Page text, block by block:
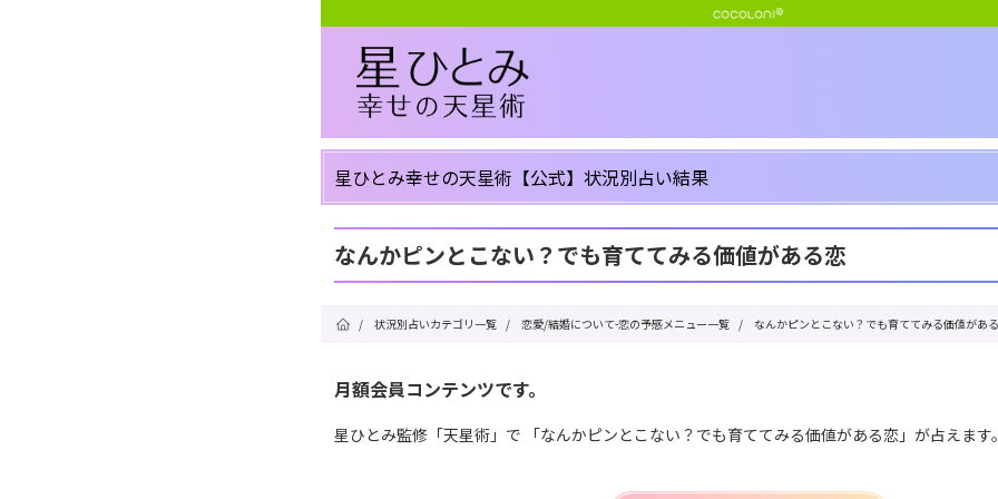
星ひとみ幸せの天星術【公式】状況別占い結果
なんかピンとこない？でも育ててみる価値がある恋
/ 状況別占いカテゴリ一覧 / 恋愛/結婚について-恋の予感メニュー一覧 / なんかピンとこない？でも育ててみる価値があ
月額会員コンテンツです。
星ひとみ監修「天星術」で 「なんかピンとこない？でも育ててみる価値がある恋」が占えます